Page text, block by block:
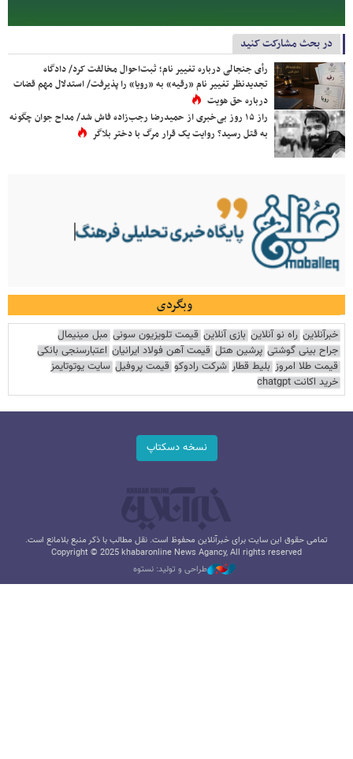
در بحث مشارکت کنید
رأی جنجالی درباره تغییر نام؛ ثبت‌احوال مخالفت کرد/ دادگاه
تجدیدنظر تغییر نام «رقیه» به «رویا» را پذیرفت/ استدلال مهم قضات
درباره حق هویت
راز ۱۵ روز بی‌خبری از حمیدرضا رجب‌زاده فاش شد/ مداح جوان چگونه
به قتل رسید؟ روایت یک قرار مرگ با دختر بلاگر
وبگردی
خبرآنلاین راه نو آنلاین بازی آنلاین قیمت تلویزیون سونی مبل مینیمال
جراح بینی گوشتی پرشین هتل قیمت آهن فولاد ایرانیان اعتبارسنجی بانکی
قیمت طلا امروز بلیط قطار شرکت رادوکو قیمت پروفیل سایت یوتوتایمز
خرید اکانت chatgpt
نسخه دسکتاپ
تمامی حقوق این سایت برای خبرآنلاین محفوظ است. نقل مطالب با ذکر منبع بلامانع است.
Copyright © 2025 khabaronline News Agancy, All rights reserved
طراحی و تولید: نستوه